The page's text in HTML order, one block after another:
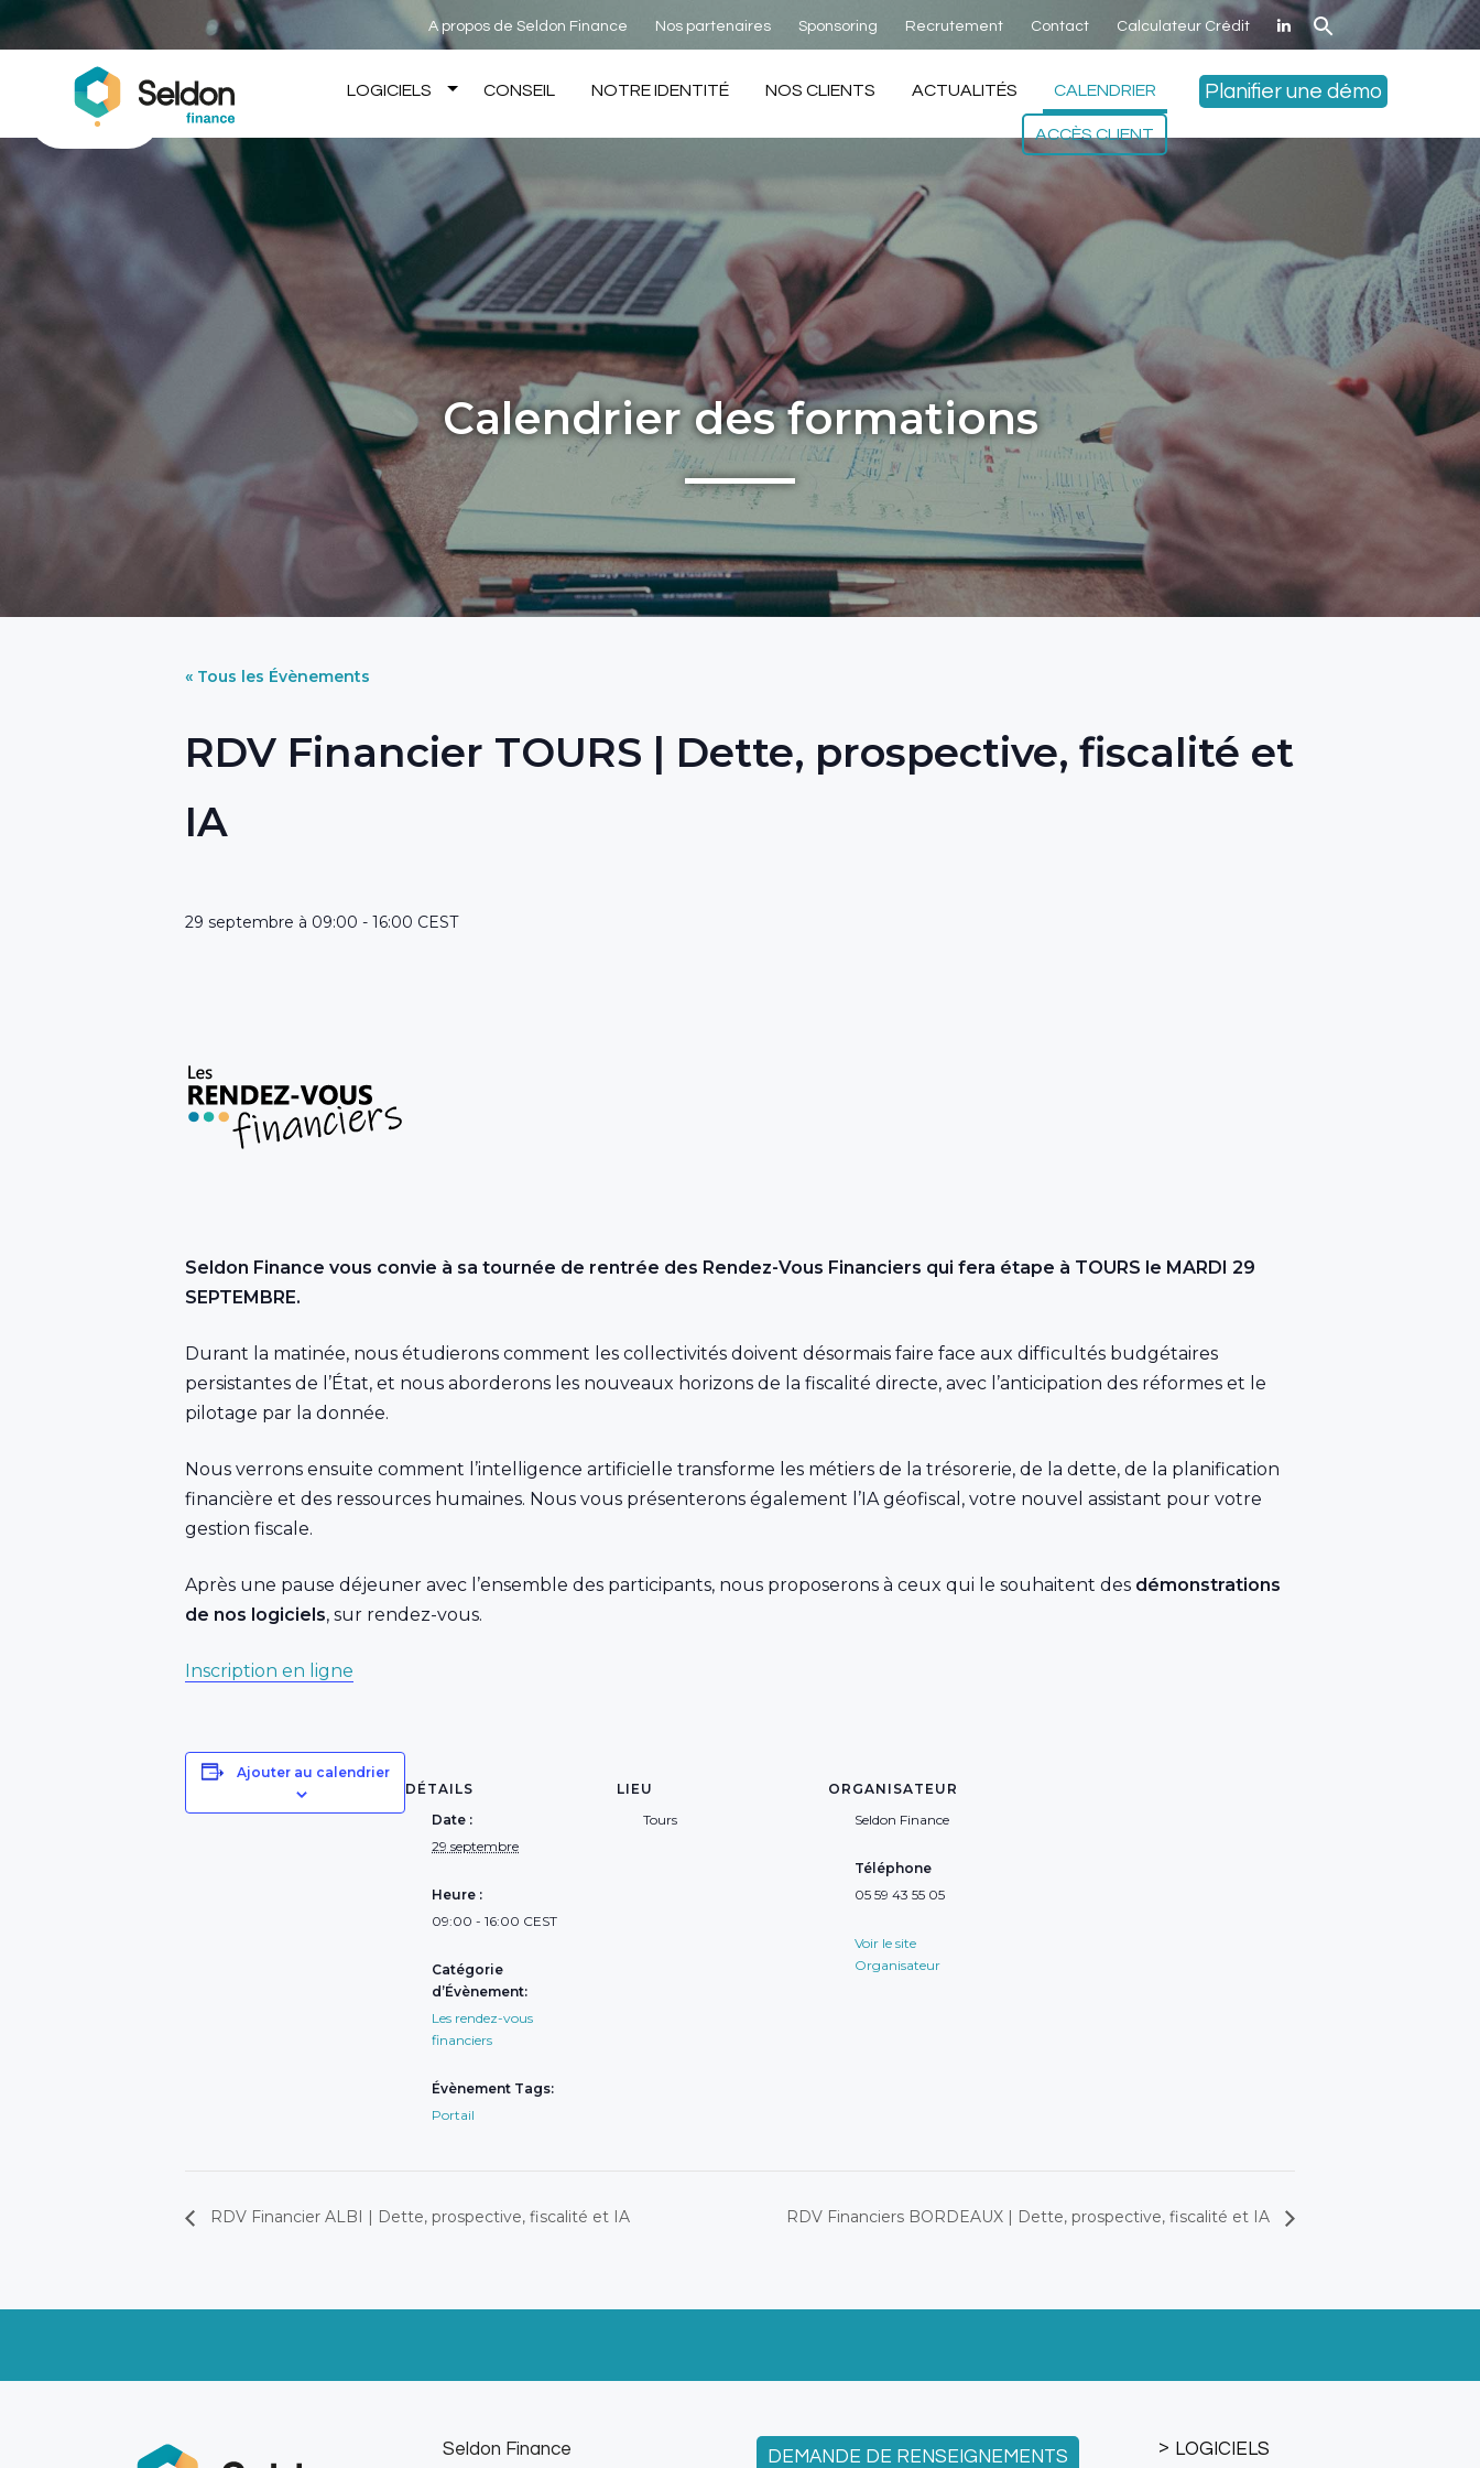
A propos de Seldon Finance Nos partenaires Sponsoring Recrutement Contact Calculateur Crédit
Planifier une démo
LOGICIELS
expand
menu
CONSEIL NOTRE IDENTITÉ NOS CLIENTS ACTUALITÉS CALENDRIER
ACCÈS CLIENT
Calendrier des formations
« Tous les Évènements
RDV Financier TOURS | Dette, prospective, fiscalité et
IA
29 septembre à 09:00 - 16:00 CEST
Seldon Finance vous convie à sa tournée de rentrée des Rendez-Vous Financiers qui fera étape à TOURS le MARDI 29
SEPTEMBRE.
Durant la matinée, nous étudierons comment les collectivités doivent désormais faire face aux difficultés budgétaires
persistantes de l’État, et nous aborderons les nouveaux horizons de la fiscalité directe, avec l’anticipation des réformes et le
pilotage par la donnée.
Nous verrons ensuite comment l’intelligence artificielle transforme les métiers de la trésorerie, de la dette, de la planification
financière et des ressources humaines. Nous vous présenterons également l’IA géofiscal, votre nouvel assistant pour votre
gestion fiscale.
Après une pause déjeuner avec l’ensemble des participants, nous proposerons à ceux qui le souhaitent des démonstrations
de nos logiciels, sur rendez-vous.
Inscription en ligne
Ajouter au calendrier
DÉTAILS
Date :
29 septembre
Heure :
09:00 - 16:00 CEST
Catégorie
d’Évènement:
Les rendez-vous
financiers
Évènement Tags:
Portail
LIEU
Tours
ORGANISATEUR
Seldon Finance
Téléphone
05 59 43 55 05
Voir le site
Organisateur
RDV Financier ALBI | Dette, prospective, fiscalité et IA RDV Financiers BORDEAUX | Dette, prospective, fiscalité et IA
Seldon Finance
DEMANDE DE RENSEIGNEMENTS
LOGICIELS